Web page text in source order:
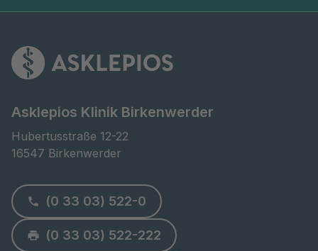
Asklepios Klinik Birkenwerder
Hubertusstraße 12-22
16547 Birkenwerder
(0 33 03) 522-0
(0 33 03) 522-222